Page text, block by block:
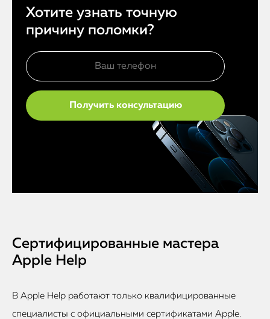
Хотите узнать точную
причину поломки?
Сертифицированные мастера
Apple Help
В Apple Help работают только квалифицированные
специалисты с официальными сертификатами Apple.